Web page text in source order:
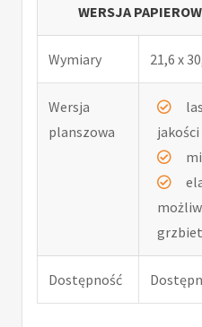
WERSJA
Wymiary 21,6 x
Wersja
planszowa
Dostępność